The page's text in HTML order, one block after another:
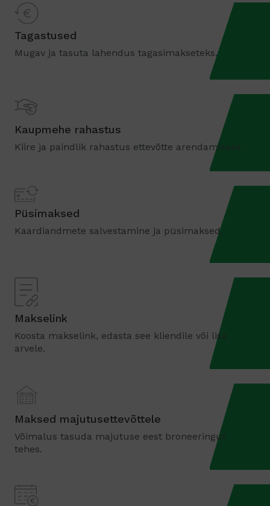
Tagastused
Mugav ja tasuta lahendus tagasimakseteks.
Kaupmehe rahastus
Kiire ja paindlik rahastus ettevõtte arendamiseks
Püsimaksed
Kaardiandmete salvestamine ja püsimaksed.
Makselink
Koosta makselink, edasta see kliendile või lisa
arvele.
Maksed majutusettevõttele
Võimalus tasuda majutuse eest broneeringut
tehes.